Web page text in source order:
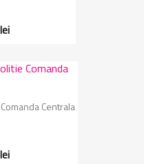
Centrala